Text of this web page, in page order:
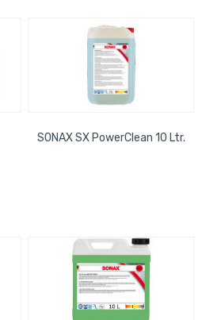
SONAX SX PowerClean 10 Ltr.